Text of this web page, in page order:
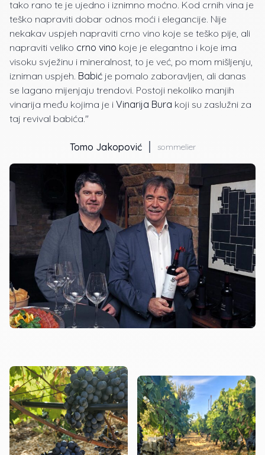
tako rano te je ujedno i iznimno moćno. Kod crnih vina je
teško napraviti dobar odnos moći i elegancije. Nije
nekakav uspjeh napraviti crno vino koje se teško pije, ali
napraviti veliko crno vino koje je elegantno i koje ima
visoku svježinu i mineralnost, to je već, po mom mišljenju,
izniman uspjeh. Babić je pomalo zaboravljen, ali danas
se lagano mijenjaju trendovi. Postoji nekoliko manjih
vinarija među kojima je i Vinarija Bura koji su zaslužni za
taj revival babića."
Tomo Jakopović sommelier